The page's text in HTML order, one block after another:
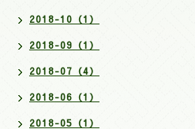
2018-10（1）
2018-09（1）
2018-07（4）
2018-06（1）
2018-05（1）